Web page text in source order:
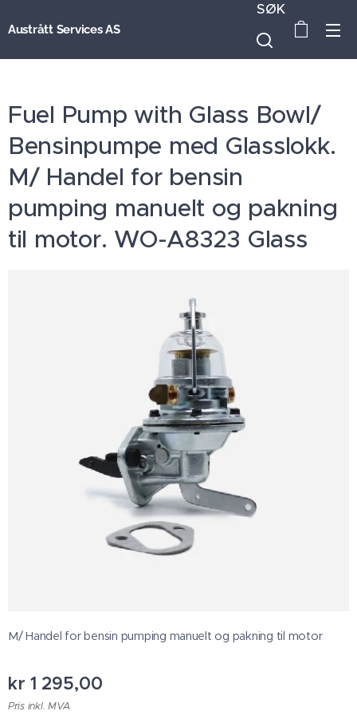
Austrått Services AS
SØK
Fuel Pump with Glass Bowl/
Bensinpumpe med Glasslokk.
M/ Handel for bensin
pumping manuelt og pakning
til motor. WO-A8323 Glass
M/ Handel for bensin pumping manuelt og pakning til motor
kr 1 295,00
Pris inkl. MVA